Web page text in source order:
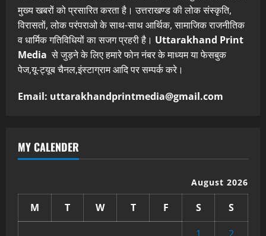
मुख्य खबरों को प्रसारित करता है। उत्तराखण्ड की लोक संस्कृति,
विरासतों, लोक परंपराओ के साथ-साथ आर्थिक, सामाजिक राजनीतिक
व धार्मिक गतिविधियों का सजग प्रहरी है। Uttarakhand Print
Media से जुड़ने के लिए हमारे फोन नंबर के माध्यम या फेसबुक
पेज,यू-ट्यूब चैनल,इंस्टाग्राम आदि पर सम्पर्क करे।
Email: uttarakhandprintmedia@gmail.com
MY CALENDER
August 2026
M T W T F S
S